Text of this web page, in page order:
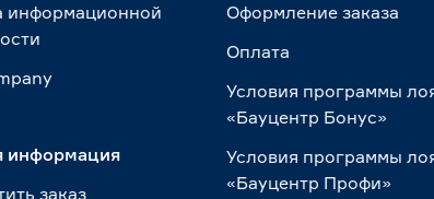
информационной
информация
заказ
Оформление заказа
Оплата
Условия программы
«Бауцентр Бонус»
Условия программы
«Бауцентр Профи»